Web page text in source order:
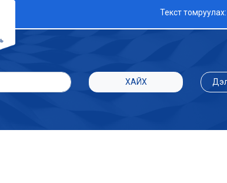
Текст томруулах:
ХАЙХ